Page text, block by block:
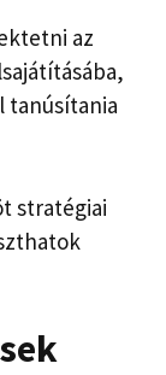
az
tanúsítania
stratégiai